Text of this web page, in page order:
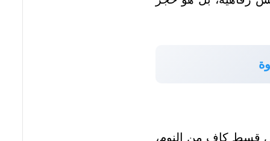
قسط كافٍ من النوم،